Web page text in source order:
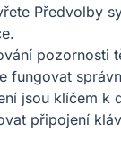
Předvolby
pozornosti
fungovat
jsou klíčem k